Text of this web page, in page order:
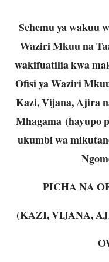
Sehemu ya wakuu
Waziri Mkuu na
wakifuatilia kwa
Ofisi ya Waziri
Kazi, Vijana, Ajira
Mhagama (hayupo
ukumbi wa
PICHA NA
(KAZI, VIJANA,